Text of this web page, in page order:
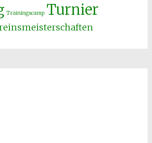
Trainingscamp Turnier